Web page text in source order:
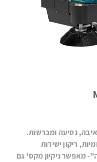
נסיעה ומברשות.
ריקון ישירות
מאפשר ניקיון מקס' גם